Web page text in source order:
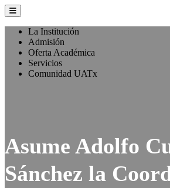
La Institución
Admisión
Oferta Académica
Servicios
Comunidad UATx
Asume Adolfo
Sánchez la